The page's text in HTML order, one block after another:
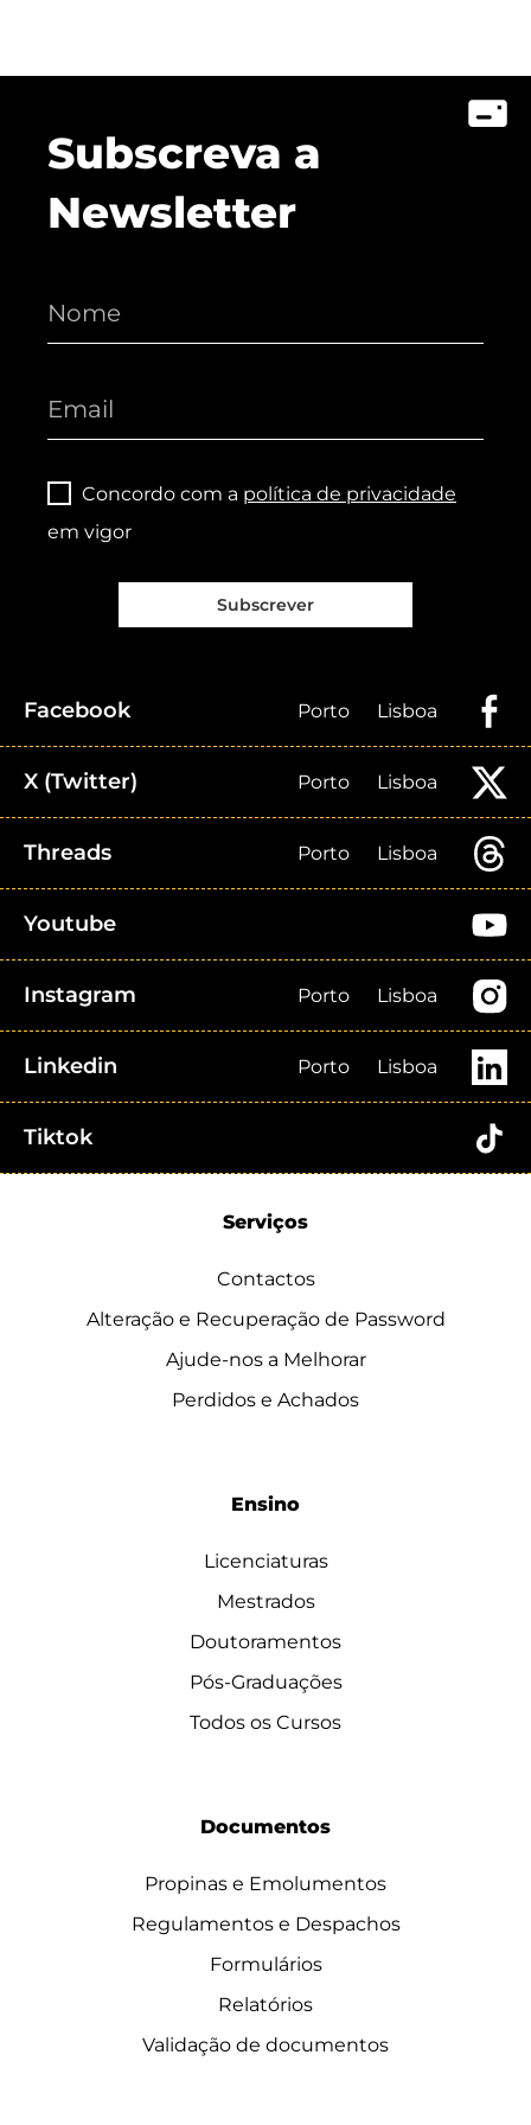
Subscreva a
Newsletter
Concordo com a política de privacidade
em vigor
Subscrever
Facebook Porto Lisboa
X (Twitter) Porto Lisboa
Threads Porto Lisboa
Youtube
Instagram Porto Lisboa
Linkedin Porto Lisboa
Tiktok
Serviços
Contactos
Alteração e Recuperação de Password
Ajude-nos a Melhorar
Perdidos e Achados
Ensino
Licenciaturas
Mestrados
Doutoramentos
Pós-Graduações
Todos os Cursos
Documentos
Propinas e Emolumentos
Regulamentos e Despachos
Formulários
Relatórios
Validação de documentos